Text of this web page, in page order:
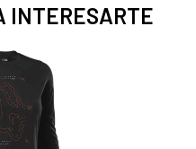
INTERESARTE